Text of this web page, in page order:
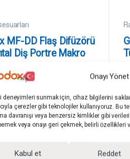
Onayı Yönet
deneyimleri sunmak için, cihaz bilgilerini
çerezler gibi teknolojiler kullanıyoruz. Bu
davranışı veya benzersiz kimlikler gibi
veya onayı geri çekmek, belirli özellikleri
Kabul et Reddet
MF-DD Flaş Difüzörü
Diş Portre Makro
(0)
& Paraflaş
DD Flaş Difüzörü – Dental
Makro Fotoğrafçılık
5
ü
e
r